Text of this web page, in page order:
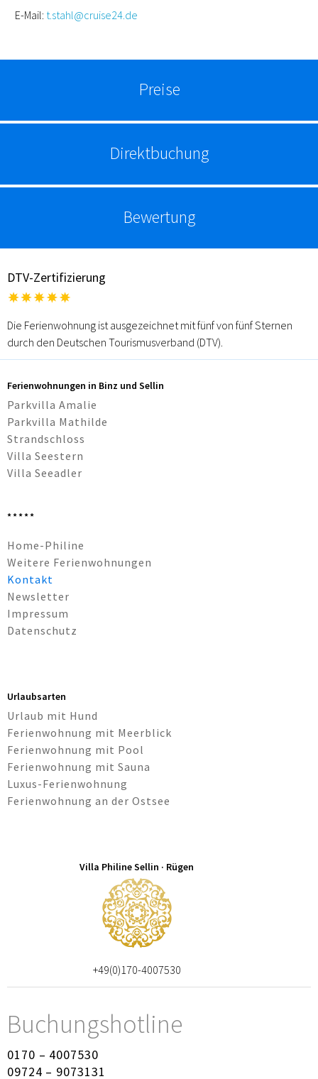
E-Mail: t.stahl@cruise24.de
Preise
Direktbuchung
Bewertung
DTV-Zertifizierung
Die Ferienwohnung ist ausgezeichnet mit fünf von fünf Sternen
durch den Deutschen Tourismusverband (DTV).
Ferienwohnungen in Binz und Sellin
Parkvilla Amalie
Parkvilla Mathilde
Strandschloss
Villa Seestern
Villa Seeadler
*****
überspringen
Home-Philine
Weitere Ferienwohnungen
Kontakt
Newsletter
Impressum
Datenschutz
Urlaubsarten
Urlaub mit Hund
Ferienwohnung mit Meerblick
Ferienwohnung mit Pool
Ferienwohnung mit Sauna
Luxus-Ferienwohnung
Ferienwohnung an der Ostsee
Villa Philine Sellin · Rügen
+49(0)170-4007530
Buchungshotline
0170 – 4007530
09724 – 9073131